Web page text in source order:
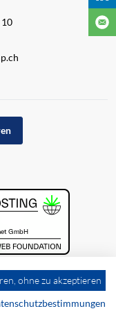
ohne zu akzeptieren